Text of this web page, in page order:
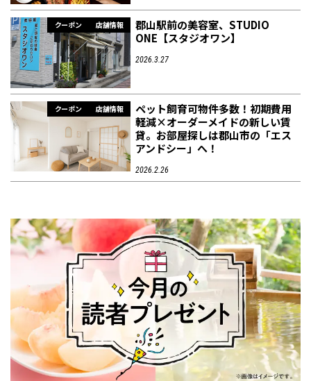
クーポン 店舗情報
郡山駅前の美容室、STUDIO
ONE【スタジオワン】
2026.3.27
クーポン 店舗情報
ペット飼育可物件多数！初期費用
軽減×オーダーメイドの新しい賃
貸。お部屋探しは郡山市の「エス
アンドシー」へ！
2026.2.26